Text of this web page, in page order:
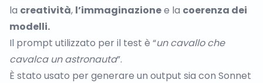
la creatività, l’immaginazionee la coerenza dei
modelli.
Il prompt utilizzato per il test è “un cavallo che
cavalca un astronauta”.
È stato usato per generare un output sia con Sonnet